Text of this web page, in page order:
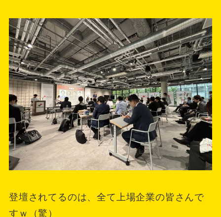
登壇されてるのは、全て上場企業の皆さんで
すｗ（驚）